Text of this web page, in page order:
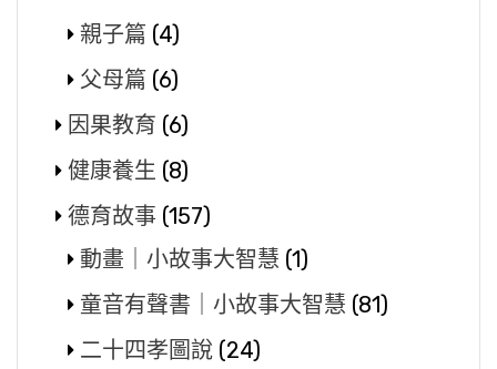
親子篇 (4)
父母篇 (6)
因果教育 (6)
健康養生 (8)
德育故事 (157)
動畫｜小故事大智慧 (1)
童音有聲書｜小故事大智慧 (81)
二十四孝圖說 (24)